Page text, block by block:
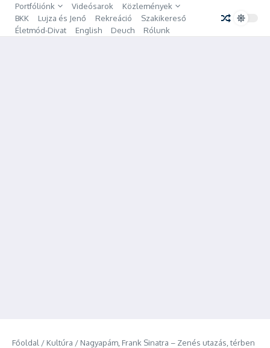
Ugrás a tartalomhoz
Portfóliónk Videósarok
Közlemények
BKK
Lujza és Jenő Rekreáció
Szakikereső
Életmód-Divat
English Deuch Rólunk
Főoldal / Kultúra / Nagyapám, Frank Sinatra – Zenés utazás, térben